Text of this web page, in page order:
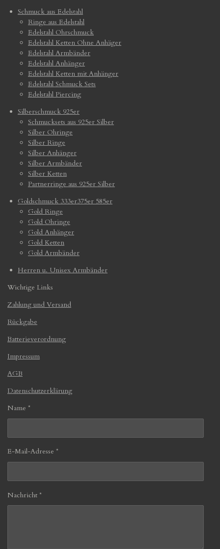
Schmuck aus Edelstahl
Ringe aus Edelstahl
Edelstahl Ohrschmuck
Edelstahl Ketten Ohne Anhäger
Edelstahl Armbänder
Edelstahl Anhänger
Edelstahl Ketten mit Anhänger
Edelstahl Schmuck Sets
Edelstahl Piercing
Silberschmuck 925er
Schmucksets aus 925er Silber
Silber Ohringe
Silber Ringe
Silber Anhänger
Silber Armbänder
Silber Ketten
Partnerringe aus 925er Silber
Goldschmuck 333er375er 585er
Gold Ringe
Gold Ohringe
Gold Anhänger
Gold Ketten
Gold Armbänder
Herren u. Unisex Armbänder
Wichtige Links
Zahlung und Versand
Rückgabe
Batterieverordnung
Impressum
AGB
Datenschutzerklärung
Name *
E-Mail-Adresse *
Nachricht *